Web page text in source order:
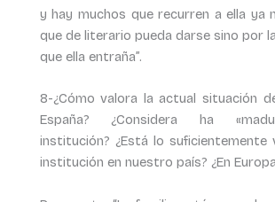
y hay muchos que recurren a ella ya
que de literario pueda darse sino por
que ella entraña”.
8-¿Cómo valora la actual situación
España? ¿Considera ha
institución? ¿Está lo suficientemente
institución en nuestro país? ¿En